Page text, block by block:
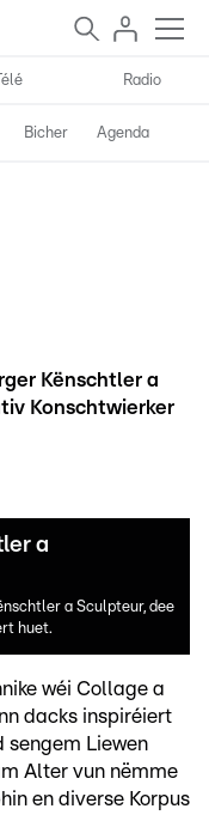
Télé Radio
Bicher Agenda
Kënschtler a
Konschtwierker
a
a Sculpteur, dee
huet.
wéi Collage a
dacks inspiréiert
sengem Liewen
Alter vun nëmme
en diverse Korpus